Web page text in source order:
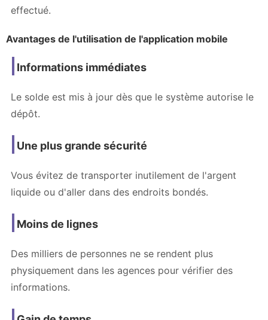
effectué.
Avantages de l'utilisation de l'application mobile
Informations immédiates
Le solde est mis à jour dès que le système autorise le
dépôt.
Une plus grande sécurité
Vous évitez de transporter inutilement de l'argent
liquide ou d'aller dans des endroits bondés.
Moins de lignes
Des milliers de personnes ne se rendent plus
physiquement dans les agences pour vérifier des
informations.